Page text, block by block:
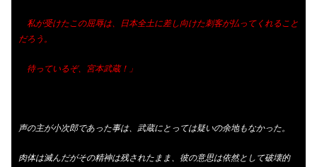
私が受けたこの屈辱は、日本全土に差し向けた刺客が払ってくれること
だろう。
待っているぞ、宮本武蔵！」
声の主が小次郎であった事は、武蔵にとっては疑いの余地もなかった。
肉体は滅んだがその精神は残されたまま、彼の意思は依然として破壊的